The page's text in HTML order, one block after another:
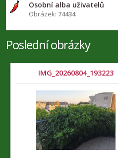
Osobní alba uživatelů
Obrázek: 74434
Poslední obrázky
IMG_20260804_193223